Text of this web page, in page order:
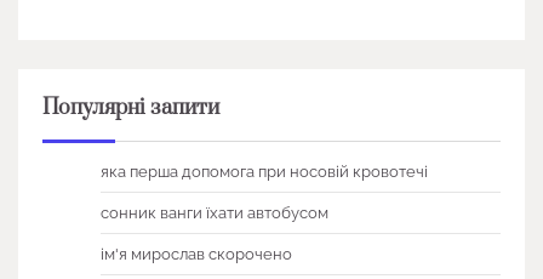
Популярні запити
яка перша допомога при носовій кровотечі
сонник ванги їхати автобусом
ім'я мирослав скорочено